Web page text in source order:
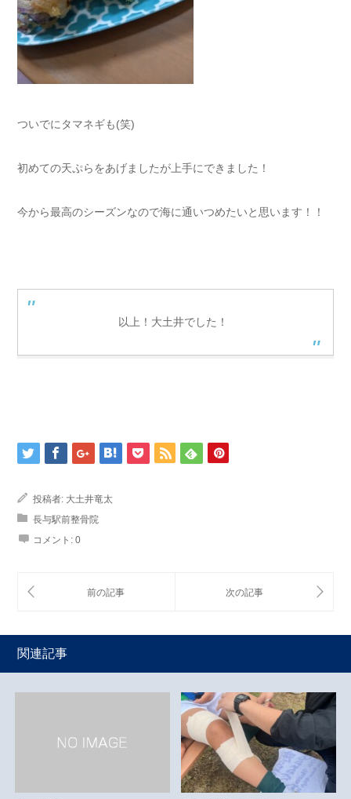
ついでにタマネギも(笑)
初めての天ぷらをあげましたが上手にできました！
今から最高のシーズンなので海に通いつめたいと思います！！
以上！大土井でした！
投稿者: 大土井竜太
長与駅前整骨院
コメント: 0
関連記事